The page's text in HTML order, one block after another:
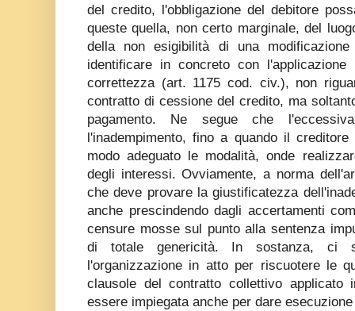
del credito, l'obbligazione del debitore
queste quella, non certo marginale, del
della non esigibilità di una
identificare in concreto con
correttezza (art. 1175 cod. civ.), non
contratto di cessione del credito, ma
pagamento. Ne segue che
l'inadempimento, fino a quando il
modo adeguato le modalità, onde
degli interessi. Ovviamente, a norma
che deve provare la giustificatezza
anche prescindendo dagli accertamenti
censure mosse sul punto alla sentenza
di totale genericità. In sostanza, ci
l'organizzazione in atto per riscuotere le
clausole del contratto collettivo applicato
essere impiegata anche per dare